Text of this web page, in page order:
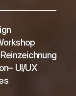
– UI/UX